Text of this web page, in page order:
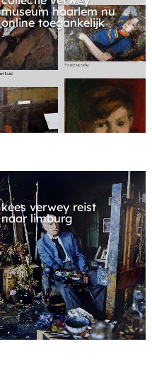
museum haarlem nu
online toegankelijk
kees verwey reist
naar limburg